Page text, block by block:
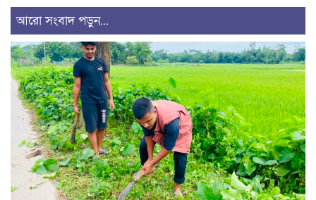
আরো সংবাদ পড়ুন...